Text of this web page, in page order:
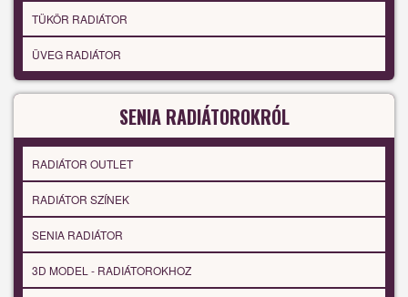
TÜKÖR RADIÁTOR
ÜVEG RADIÁTOR
SENIA RADIÁTOROKRÓL
RADIÁTOR OUTLET
RADIÁTOR SZÍNEK
SENIA RADIÁTOR
3D MODEL - RADIÁTOROKHOZ